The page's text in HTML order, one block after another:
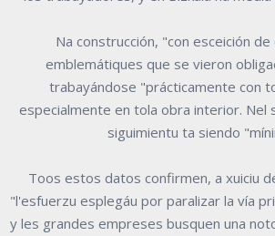
Na construcción, "con esceición
emblemátiques que se vieron
trabayándose "prácticamente con
especialmente en tola obra interior. Nel
siguimientu ta siendo
Toos estos datos confirmen, a xuiciu
"l'esfuerzu esplegáu por paralizar la vía
y les grandes empreses busquen una